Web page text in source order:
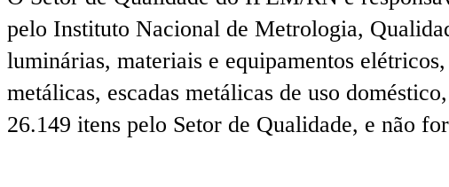
pelo Instituto Nacional de Metrologia,
luminárias, materiais e equipamentos
metálicas, escadas metálicas de uso
26.149 itens pelo Setor de Qualidade, e não